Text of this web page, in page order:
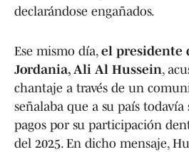
declarándose engañados.
Ese mismo día, el presidente
Jordania, Ali Al Hussein,
chantaje a través de un
señalaba que a su país todavía
pagos por su participación
del 2025. En dicho mensaje,